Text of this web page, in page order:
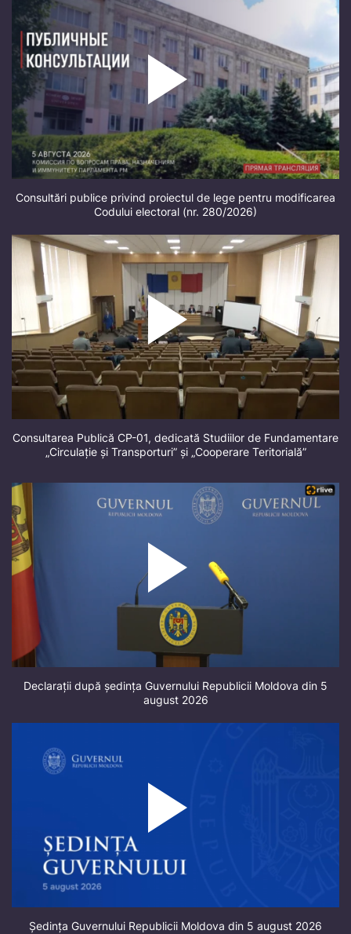
Consultări publice privind proiectul de lege pentru modificarea
Codului electoral (nr. 280/2026)
Consultarea Publică CP-01, dedicată Studiilor de Fundamentare
„Circulație și Transporturi” și „Cooperare Teritorială”
Declarații după ședința Guvernului Republicii Moldova din 5
august 2026
Ședința Guvernului Republicii Moldova din 5 august 2026